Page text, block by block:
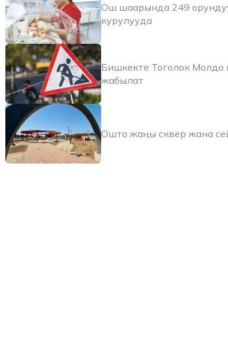
Ош шаарында 249
курулууда
Бишкекте Тоголок Молдо
жабылат
Ошто жаңы сквер жана